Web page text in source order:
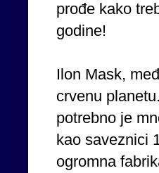
prođe kako
godine!
Ilon Mask,
crvenu
potrebno je
kao saveznici
ogromna